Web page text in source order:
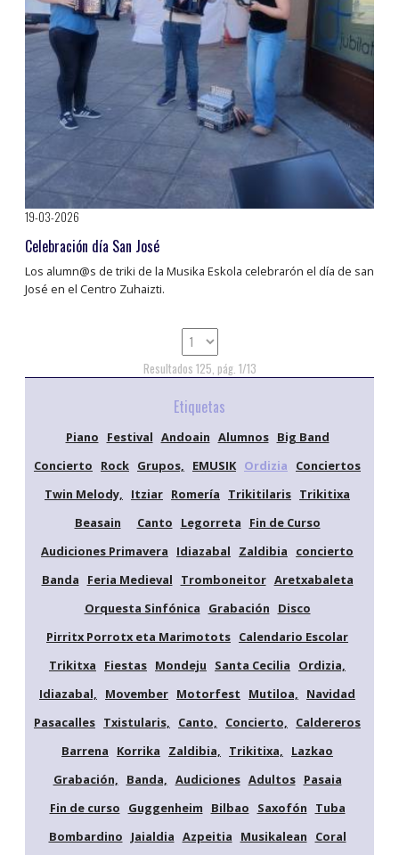
19-03-2026
Celebración día San José
Los alumn@s de triki de la Musika Eskola celebrarón el día de san
José en el Centro Zuhaizti.
Resultados 125, pág. 1/13
Etiquetas
Piano Festival Andoain Alumnos Big Band
Concierto
Rock Grupos, EMUSIK Ordizia
Conciertos
Twin Melody,
Itziar Romería Trikitilaris Trikitixa
Beasain
Canto Legorreta
Fin de Curso
Audiciones Primavera
Idiazabal Zaldibia
concierto
Banda
Feria Medieval Tromboneitor Aretxabaleta
Orquesta Sinfónica
Grabación
Disco
Pirritx Porrotx eta Marimotots Calendario Escolar
Trikitxa
Fiestas Mondeju Santa Cecilia
Ordizia,
Idiazabal,
Movember Motorfest Mutiloa,
Navidad
Pasacalles Txistularis, Canto, Concierto,
Caldereros
Barrena
Korrika Zaldibia, Trikitixa,
Lazkao
Grabación,
Banda, Audiciones Adultos Pasaia
Fin de curso
Guggenheim Bilbao Saxofón
Tuba
Bombardino
Jaialdia Azpeitia Musikalean
Coral